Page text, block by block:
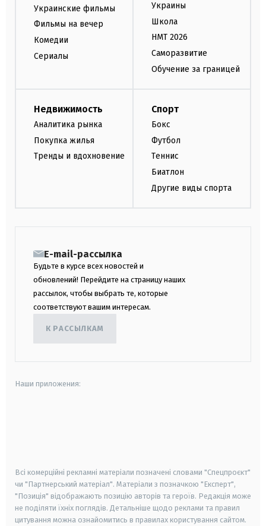
Украинские фильмы
Фильмы на вечер
Комедии
Сериалы
Украины
Школа
НМТ 2026
Саморазвитие
Обучение за границей
Недвижимость
Аналитика рынка
Покупка жилья
Тренды и вдохновение
Спорт
Бокс
Футбол
Теннис
Биатлон
Другие виды спорта
E-mail-рассылка
Будьте в курсе всех новостей и
обновлений! Перейдите на страницу наших
рассылок, чтобы выбрать те, которые
соответствуют вашим интересам.
К РАССЫЛКАМ
Наши приложения:
Всі комерційні рекламні матеріали позначені словами "Спецпроєкт"
чи "Партнерський матеріал". Матеріали з позначкою "Експерт",
"Позиція" відображають позицію авторів та героїв. Редакція може
не поділяти їхніх поглядів. Детальніше щодо реклами та правил
цитування можна ознайомитись в правилах користування сайтом.